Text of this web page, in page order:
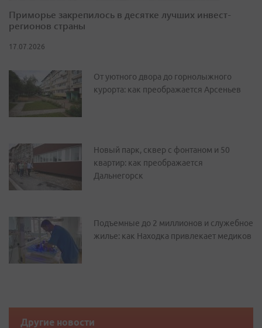
Приморье закрепилось в десятке лучших инвест-
регионов страны
17.07.2026
От уютного двора до горнолыжного
курорта: как преображается Арсеньев
Новый парк, сквер с фонтаном и 50
квартир: как преображается
Дальнегорск
Подъемные до 2 миллионов и служебное
жилье: как Находка привлекает медиков
Другие новости